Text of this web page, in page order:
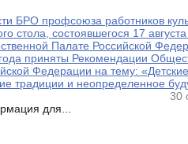
БРО профсоюза работников
стола, состоявшегося 17
Палате Российской
приняты Рекомендации
Федерации на тему:
традиции и неопределенное
30
для...